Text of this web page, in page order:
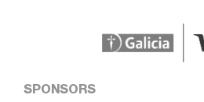
SPONSORS